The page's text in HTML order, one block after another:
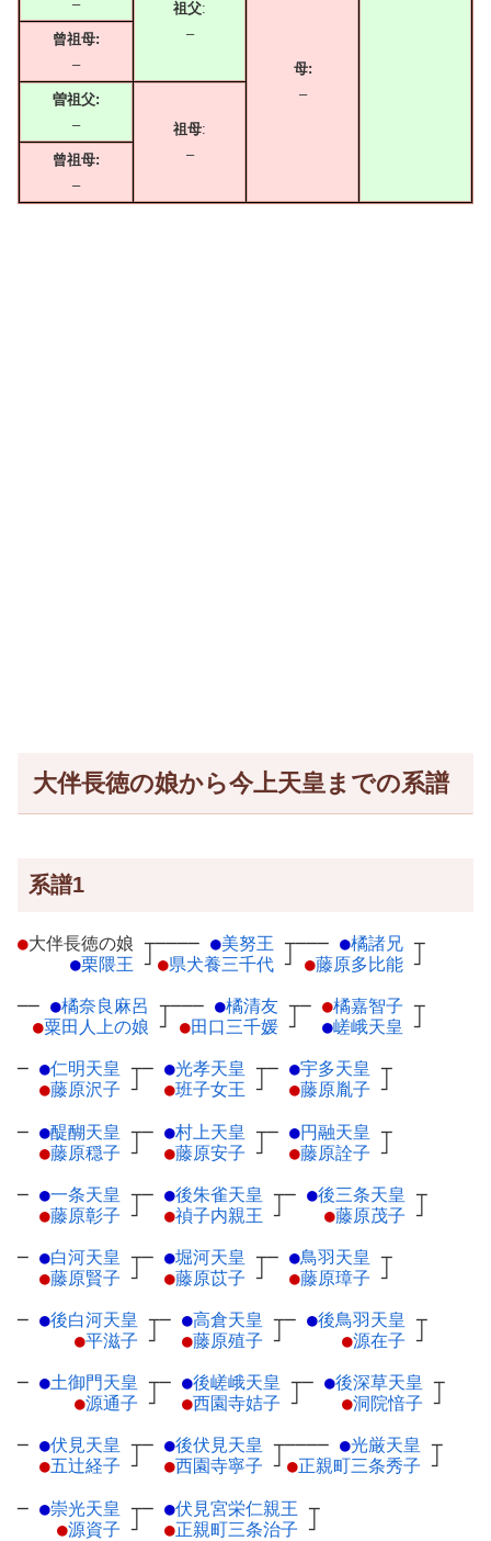
– 祖父:
–
母:
–
曾祖母:
–
曽祖父:
–
祖母:
–
曾祖母:
–
大伴長徳の娘から今上天皇までの系譜
系譜1
●大伴長徳の娘 ┬
●栗隈王 ┘
──── ●美努王 ┬
●県犬養三千代 ┘
─── ●橘諸兄 ┬
●藤原多比能 ┘
── ●橘奈良麻呂 ┬
●粟田人上の娘 ┘
─── ●橘清友 ┬
●田口三千媛 ┘
─ ●橘嘉智子 ┬
●嵯峨天皇 ┘
─ ●仁明天皇 ┬
●藤原沢子 ┘
─ ●光孝天皇 ┬
●班子女王 ┘
─ ●宇多天皇 ┬
●藤原胤子 ┘
─ ●醍醐天皇 ┬
●藤原穏子 ┘
─ ●村上天皇 ┬
●藤原安子 ┘
─ ●円融天皇 ┬
●藤原詮子 ┘
─ ●一条天皇 ┬
●藤原彰子 ┘
─ ●後朱雀天皇 ┬
●禎子内親王 ┘
─ ●後三条天皇 ┬
●藤原茂子 ┘
─ ●白河天皇 ┬
●藤原賢子 ┘
─ ●堀河天皇 ┬
●藤原苡子 ┘
─ ●鳥羽天皇 ┬
●藤原璋子 ┘
─ ●後白河天皇 ┬
●平滋子 ┘
─ ●高倉天皇 ┬
●藤原殖子 ┘
─ ●後鳥羽天皇 ┬
●源在子 ┘
─ ●土御門天皇 ┬
●源通子 ┘
─ ●後嵯峨天皇 ┬
●西園寺姞子 ┘
─ ●後深草天皇 ┬
●洞院愔子 ┘
─ ●伏見天皇 ┬
●五辻経子 ┘
─ ●後伏見天皇 ┬
●西園寺寧子 ┘
──── ●光厳天皇 ┬
●正親町三条秀子 ┘
─ ●崇光天皇 ┬
●源資子 ┘
─ ●伏見宮栄仁親王 ┬
●正親町三条治子 ┘